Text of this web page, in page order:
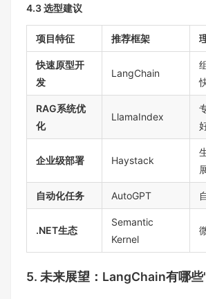
4.3 选型建议
项目特征 推荐框架
快速原型开
发
LangChain
RAG系统优
化
LlamaIndex
企业级部署 Haystack
自动化任务 AutoGPT
.NET生态
Semantic
Kernel
5. 未来展望：LangChain有哪些